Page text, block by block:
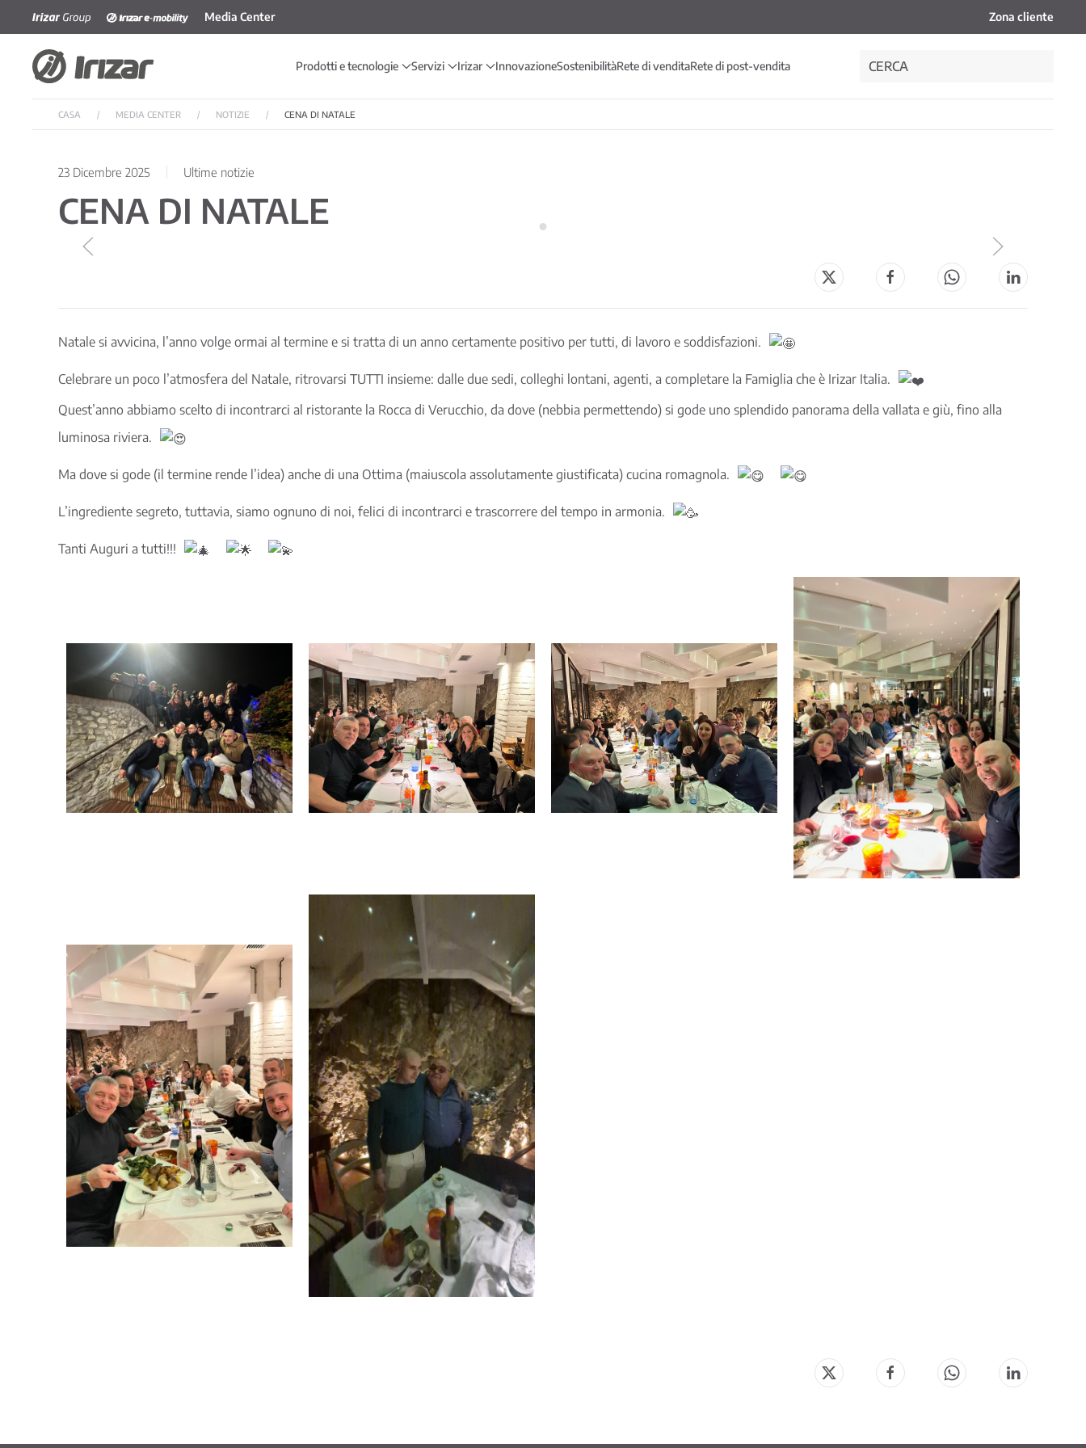
Skip to main content
Media Center Zona cliente
Prodotti e tecnologie Servizi Irizar InnovazioneSostenibilitàRete di venditaRete di post-vendita
CASA MEDIA CENTER NOTIZIE CENA DI NATALE
23 Dicembre 2025 Ultime notizie
CENA DI NATALE
Natale si avvicina, l’anno volge ormai al termine e si tratta di un anno certamente positivo per tutti, di lavoro e soddisfazioni.
Celebrare un poco l’atmosfera del Natale, ritrovarsi TUTTI insieme: dalle due sedi, colleghi lontani, agenti, a completare la Famiglia che è Irizar Italia.
Quest’anno abbiamo scelto di incontrarci al ristorante la Rocca di Verucchio, da dove (nebbia permettendo) si gode uno splendido panorama della vallata e giù, fino alla
luminosa riviera.
Ma dove si gode (il termine rende l’idea) anche di una Ottima (maiuscola assolutamente giustificata) cucina romagnola.
L’ingrediente segreto, tuttavia, siamo ognuno di noi, felici di incontrarci e trascorrere del tempo in armonia.
Tanti Auguri a tutti!!!